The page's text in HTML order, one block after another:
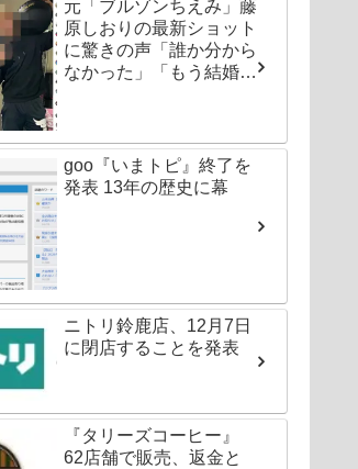
元「ブルゾンちえみ」藤
原しおりの最新ショット
に驚きの声「誰か分から
なかった」「もう結婚し
goo『いまトピ』終了を
発表 13年の歴史に幕
ニトリ鈴鹿店、12月7日
に閉店することを発表
『タリーズコーヒー』
62店舗で販売、返金と